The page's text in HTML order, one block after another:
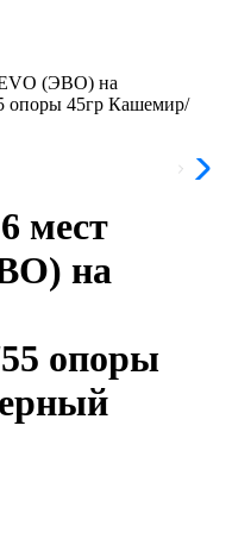
EVO (ЭВО) на
опоры 45гр Кашемир/
мест
на
опоры